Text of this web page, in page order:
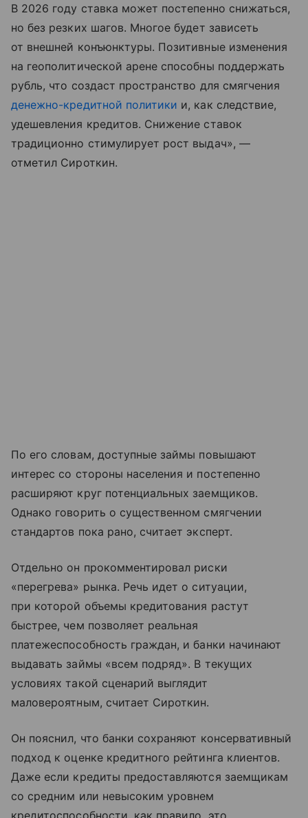
В 2026 году ставка может постепенно снижаться,
но без резких шагов. Многое будет зависеть
от внешней конъюнктуры. Позитивные изменения
на геополитической арене способны поддержать
рубль, что создаст пространство для смягчения
денежно-кредитной политики и, как следствие,
удешевления кредитов. Снижение ставок
традиционно стимулирует рост выдач», —
отметил Сироткин.
По его словам, доступные займы повышают
интерес со стороны населения и постепенно
расширяют круг потенциальных заемщиков.
Однако говорить о существенном смягчении
стандартов пока рано, считает эксперт.
Отдельно он прокомментировал риски
«перегрева» рынка. Речь идет о ситуации,
при которой объемы кредитования растут
быстрее, чем позволяет реальная
платежеспособность граждан, и банки начинают
выдавать займы «всем подряд». В текущих
условиях такой сценарий выглядит
маловероятным, считает Сироткин.
Он пояснил, что банки сохраняют консервативный
подход к оценке кредитного рейтинга клиентов.
Даже если кредиты предоставляются заемщикам
со средним или невысоким уровнем
кредитоспособности, как правило, это